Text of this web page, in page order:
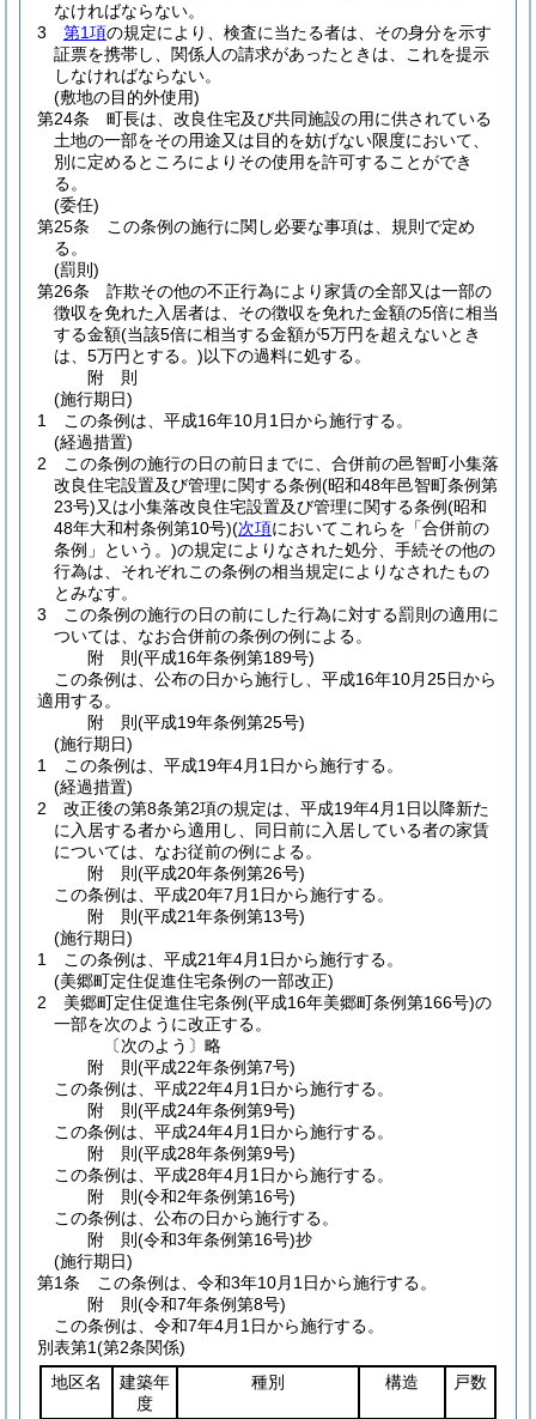
なければならない。
3
第1項の規定により、検査に当たる者は、その身分を示す
証票を携帯し、関係人の請求があったときは、これを提示
しなければならない。
(敷地の目的外使用)
第24条
町長は、改良住宅及び共同施設の用に供されている
土地の一部をその用途又は目的を妨げない限度において、
別に定めるところによりその使用を許可することができ
る。
(委任)
第25条
この条例の施行に関し必要な事項は、規則で定め
る。
(罰則)
第26条
詐欺その他の不正行為により家賃の全部又は一部の
徴収を免れた入居者は、その徴収を免れた金額の5倍に相当
する金額(当該5倍に相当する金額が5万円を超えないとき
は、5万円とする。)以下の過料に処する。
附 則
(施行期日)
1
この条例は、平成16年10月1日から施行する。
(経過措置)
2
この条例の施行の日の前日までに、合併前の邑智町小集落
改良住宅設置及び管理に関する条例(昭和48年邑智町条例第
23号)又は小集落改良住宅設置及び管理に関する条例(昭和
48年大和村条例第10号)(次項においてこれらを「合併前の
条例」という。)の規定によりなされた処分、手続その他の
行為は、それぞれこの条例の相当規定によりなされたもの
とみなす。
3
この条例の施行の日の前にした行為に対する罰則の適用に
ついては、なお合併前の条例の例による。
附 則(平成16年条例第189号)
この条例は、公布の日から施行し、平成16年10月25日から
適用する。
附 則(平成19年条例第25号)
(施行期日)
1
この条例は、平成19年4月1日から施行する。
(経過措置)
2
改正後の第8条第2項の規定は、平成19年4月1日以降新た
に入居する者から適用し、同日前に入居している者の家賃
については、なお従前の例による。
附 則(平成20年条例第26号)
この条例は、平成20年7月1日から施行する。
附 則(平成21年条例第13号)
(施行期日)
1
この条例は、平成21年4月1日から施行する。
(美郷町定住促進住宅条例の一部改正)
2
美郷町定住促進住宅条例(平成16年美郷町条例第166号)の
一部を次のように改正する。
〔次のよう〕略
附 則(平成22年条例第7号)
この条例は、平成22年4月1日から施行する。
附 則(平成24年条例第9号)
この条例は、平成24年4月1日から施行する。
附 則(平成28年条例第9号)
この条例は、平成28年4月1日から施行する。
附 則(令和2年条例第16号)
この条例は、公布の日から施行する。
附 則(令和3年条例第16号)抄
(施行期日)
第1条
この条例は、令和3年10月1日から施行する。
附 則(令和7年条例第8号)
この条例は、令和7年4月1日から施行する。
別表第1(第2条関係)
地区名
建築年
度
種別 構造 戸数